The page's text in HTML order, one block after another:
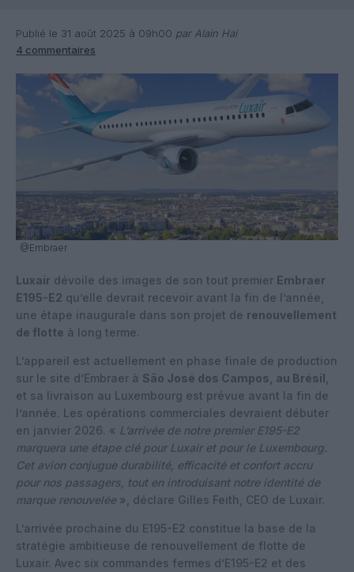
Publié le 31 août 2025 à 09h00 par Alain Hai
4 commentaires
@Embraer
Luxair dévoile des images de son tout premier Embraer
E195-E2 qu’elle devrait recevoir avant la fin de l’année,
une étape inaugurale dans son projet de renouvellement
de flotte à long terme.
L’appareil est actuellement en phase finale de production
sur le site d’Embraer à São José dos Campos, au Brésil
et sa livraison au Luxembourg est prévue avant la fin de
l’année. Les opérations commerciales devraient débuter
en janvier 2026. « L’arrivée de notre premier E195-E2
marquera une étape clé pour Luxair et pour le Luxembourg.
Cet avion conjugue durabilité, efficacité et confort accru
pour nos passagers, tout en introduisant notre identité de
marque renouvelée », déclare Gilles Feith, CEO de Luxair.
L’arrivée prochaine du E195-E2 constitue la base de la
stratégie ambitieuse de renouvellement de flotte de
Luxair. Avec six commandes fermes d’E195-E2 et des